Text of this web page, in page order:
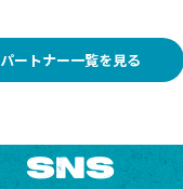
パートナー一覧を見る
SNS